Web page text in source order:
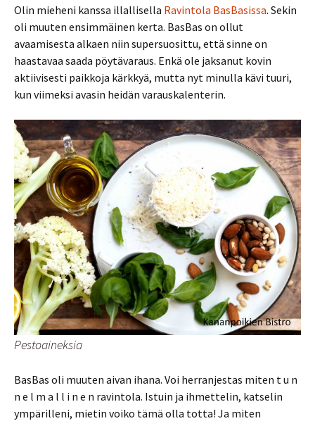
Olin mieheni kanssa illallisella Ravintola BasBasissa. Sekin
oli muuten ensimmäinen kerta. BasBas on ollut
avaamisesta alkaen niin supersuosittu, että sinne on
haastavaa saada pöytävaraus. Enkä ole jaksanut kovin
aktiivisesti paikkoja kärkkyä, mutta nyt minulla kävi tuuri,
kun viimeksi avasin heidän varauskalenterin.
Pestoaineksia
BasBas oli muuten aivan ihana. Voi herranjestas miten t u n
n e l m a l l i n e n ravintola. Istuin ja ihmettelin, katselin
ympärilleni, mietin voiko tämä olla totta! Ja miten